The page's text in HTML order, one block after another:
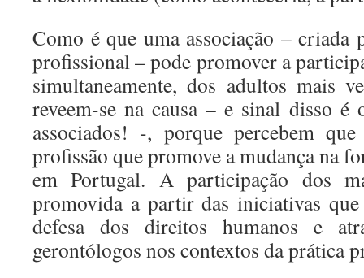
Como é que uma associação – criada
profissional – pode promover a
simultaneamente, dos adultos mais
reveem-se na causa – e sinal disso é
associados! -, porque percebem
profissão que promove a mudança na
em Portugal. A participação dos
promovida a partir das iniciativas
defesa dos direitos humanos e
gerontólogos nos contextos da prática